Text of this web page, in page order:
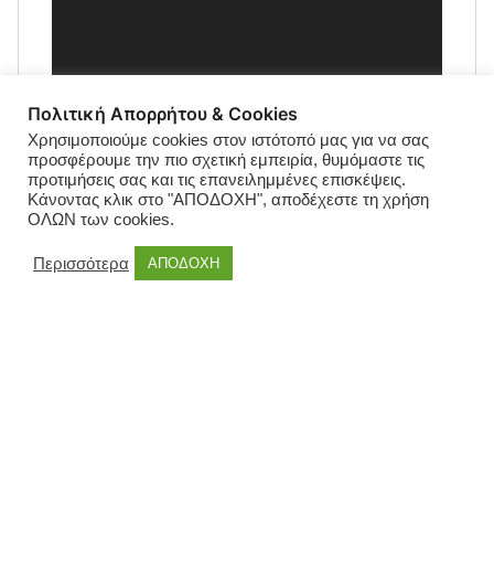
Πολιτική Απορρήτου & Cookies
Χρησιμοποιούμε cookies στον ιστότοπό μας για να σας
προσφέρουμε την πιο σχετική εμπειρία, θυμόμαστε τις
προτιμήσεις σας και τις επανειλημμένες επισκέψεις.
Κάνοντας κλικ στο "ΑΠΟΔΟΧΗ", αποδέχεστε τη χρήση
ΟΛΩΝ των cookies.
Περισσότερα ΑΠΟΔΟΧΗ